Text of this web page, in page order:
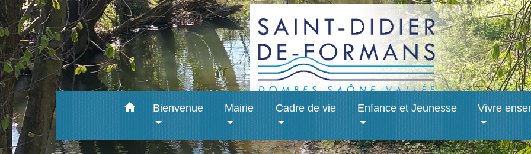
home Bienvenue Mairie Cadre de vie Enfance et Jeunesse Vivre